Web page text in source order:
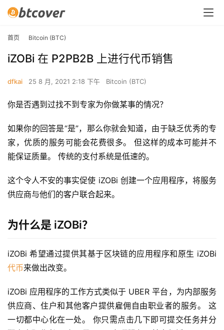
首页 Bitcoin (BTC)
iZOBi 在 P2PB2B 上进行代币销售
dfkai 25 8 月, 2021 2:18 下午 Bitcoin (BTC)
你是否遇到过找不到专家为你做某事的情况？
如果你的回答是“是”，那么你就会知道，由于缺乏优秀的专
家，优质的服务可能会花费很多。 但这样的成本可能并不
能保证质量。 传统的支付系统是低速的。
这个令人不安的事实促使 iZOBi 创建一个应用程序，将服务
供应商与他们的客户联合起来。
为什么是 iZOBi？
代币来做出改变。
iZOBi 应用程序的工作方式类似于 UBER 平台，为内部服务
供应商、住户和其他客户提供雇佣自由职业者的服务。 这
一切都中心化在一处。 你只需点击几下即可提交任务并分